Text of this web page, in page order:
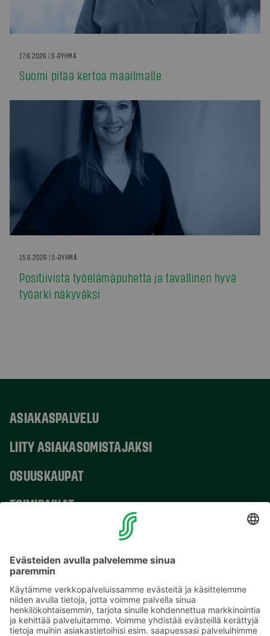
17.6.2026 | S-RYHMÄ
Suomi pitää kertoa maailmalle
15.6.2026 | S-RYHMÄ
Positiivista työelämäpuhetta ja tavallinen hyvä
työarki näkyväksi
ASIAKASPALVELU
LIITY ASIAKASOMISTAJAKSI
OSUUSKAUPAT
TOIMIPAIKAT